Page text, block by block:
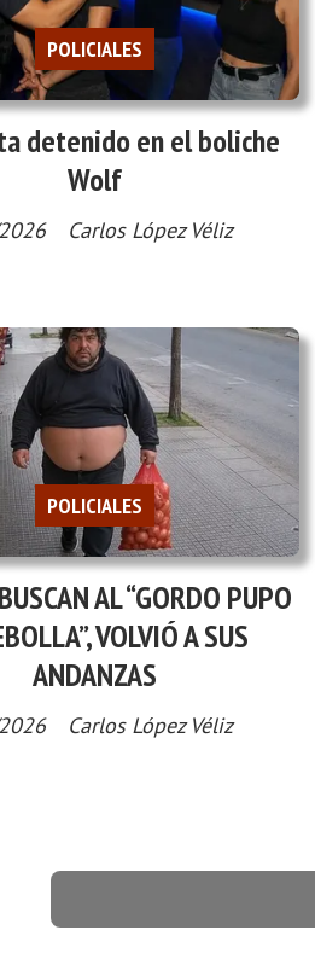
detenido en el boliche
Wolf
Carlos López Véliz
POLICIALES
AL “GORDO PUPO
VOLVIÓ A SUS
ANDANZAS
Carlos López Véliz
POLICIALES